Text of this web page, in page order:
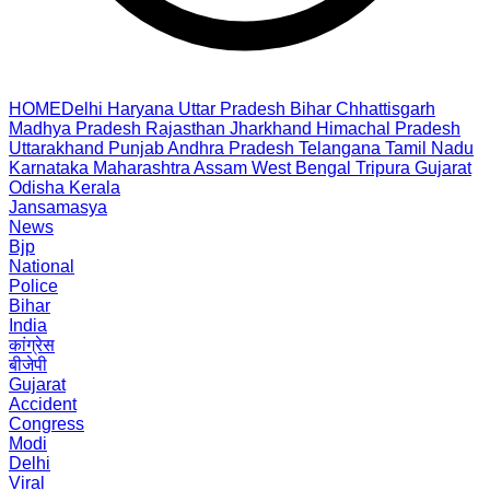
HOMEDelhi Haryana Uttar Pradesh Bihar Chhattisgarh
Madhya Pradesh Rajasthan Jharkhand Himachal Pradesh
Uttarakhand PunjabAndhra Pradesh Telangana Tamil Nadu
Karnataka Maharashtra Assam West Bengal Tripura Gujarat
Odisha Kerala
Jansamasya
News
Bjp
National
Police
Bihar
India
कांग्रेस
बीजेपी
Gujarat
Accident
Congress
Modi
Delhi
Viral